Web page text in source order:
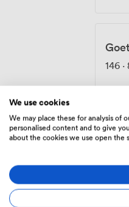
146 ·
We use cookies
We may place these for analysis of
personalised content and to give
about the cookies we use open the